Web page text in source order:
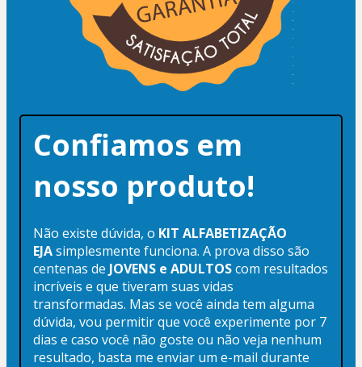
Confiamos em
nosso produto!
Não existe dúvida, o KIT ALFABETIZAÇÃO
EJA simplesmente funciona. A prova disso são
centenas de JOVENS e ADULTOS com resultados
incríveis e que tiveram suas vidas
transformadas. Mas se você ainda tem alguma
dúvida, vou permitir que você experimente por 7
dias e caso você não goste ou não veja nenhum
resultado, basta me enviar um e-mail durante